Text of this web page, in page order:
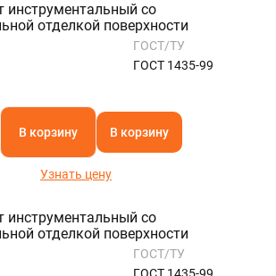
инструментальный со
отделкой поверхности
ГОСТ/ТУ
ГОСТ 1435-99
В корзину В корзину
Узнать цену
инструментальный со
отделкой поверхности
ГОСТ/ТУ
ГОСТ 1435-99